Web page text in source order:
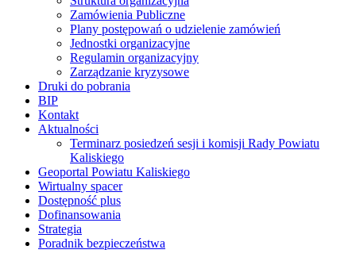
Zamówienia Publiczne
Plany postępowań o udzielenie zamówień
Jednostki organizacyjne
Regulamin organizacyjny
Zarządzanie kryzysowe
Druki do pobrania
BIP
Kontakt
Aktualności
Terminarz posiedzeń sesji i komisji Rady Powiatu
Kaliskiego
Geoportal Powiatu Kaliskiego
Wirtualny spacer
Dostępność plus
Dofinansowania
Strategia
Poradnik bezpieczeństwa